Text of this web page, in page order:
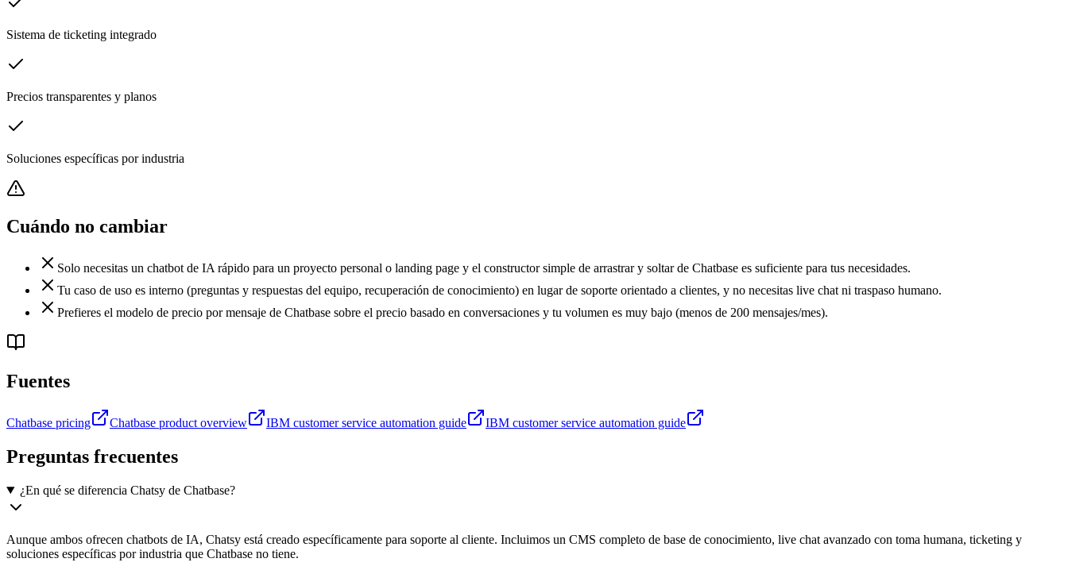
Sistema de ticketing integrado
Precios transparentes y planos
Soluciones específicas por industria
Cuándo no cambiar
Solo necesitas un chatbot de IA rápido para un proyecto personal o landing page y el constructor simple de arrastrar y soltar de Chatbase es suficiente para tus necesidades.
Tu caso de uso es interno (preguntas y respuestas del equipo, recuperación de conocimiento) en lugar de soporte orientado a clientes, y no necesitas live chat ni traspaso humano.
Prefieres el modelo de precio por mensaje de Chatbase sobre el precio basado en conversaciones y tu volumen es muy bajo (menos de 200 mensajes/mes).
Fuentes
Chatbase pricing Chatbase product overview IBM customer service automation guide IBM customer service automation guide
Preguntas frecuentes
¿En qué se diferencia Chatsy de Chatbase?
Aunque ambos ofrecen chatbots de IA, Chatsy está creado específicamente para soporte al cliente. Incluimos un CMS completo de base de conocimiento, live chat avanzado con toma humana, ticketing y
soluciones específicas por industria que Chatbase no tiene.